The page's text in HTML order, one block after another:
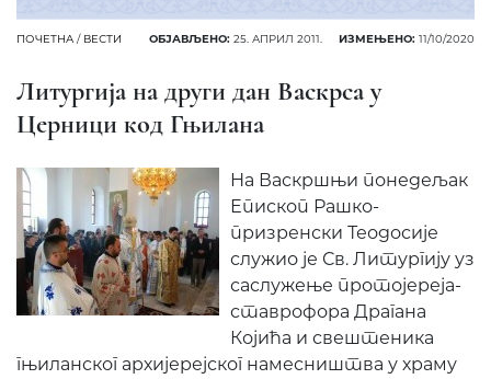
ПОЧЕТНА / ВЕСТИ ОБЈАВЉЕНО: 25. АПРИЛ 2011. ИЗМЕЊЕНО: 11/10/2020
Литургија на други дан Васкрса у
Церници код Гњилана
На Васкршњи понедељак
Епископ Рашко-
призренски Теодосије
служио је Св. Литургију уз
саслужење протојереја-
ставрофора Драгана
Којића и свештеника
гњиланског архијерејског намесништва у храму